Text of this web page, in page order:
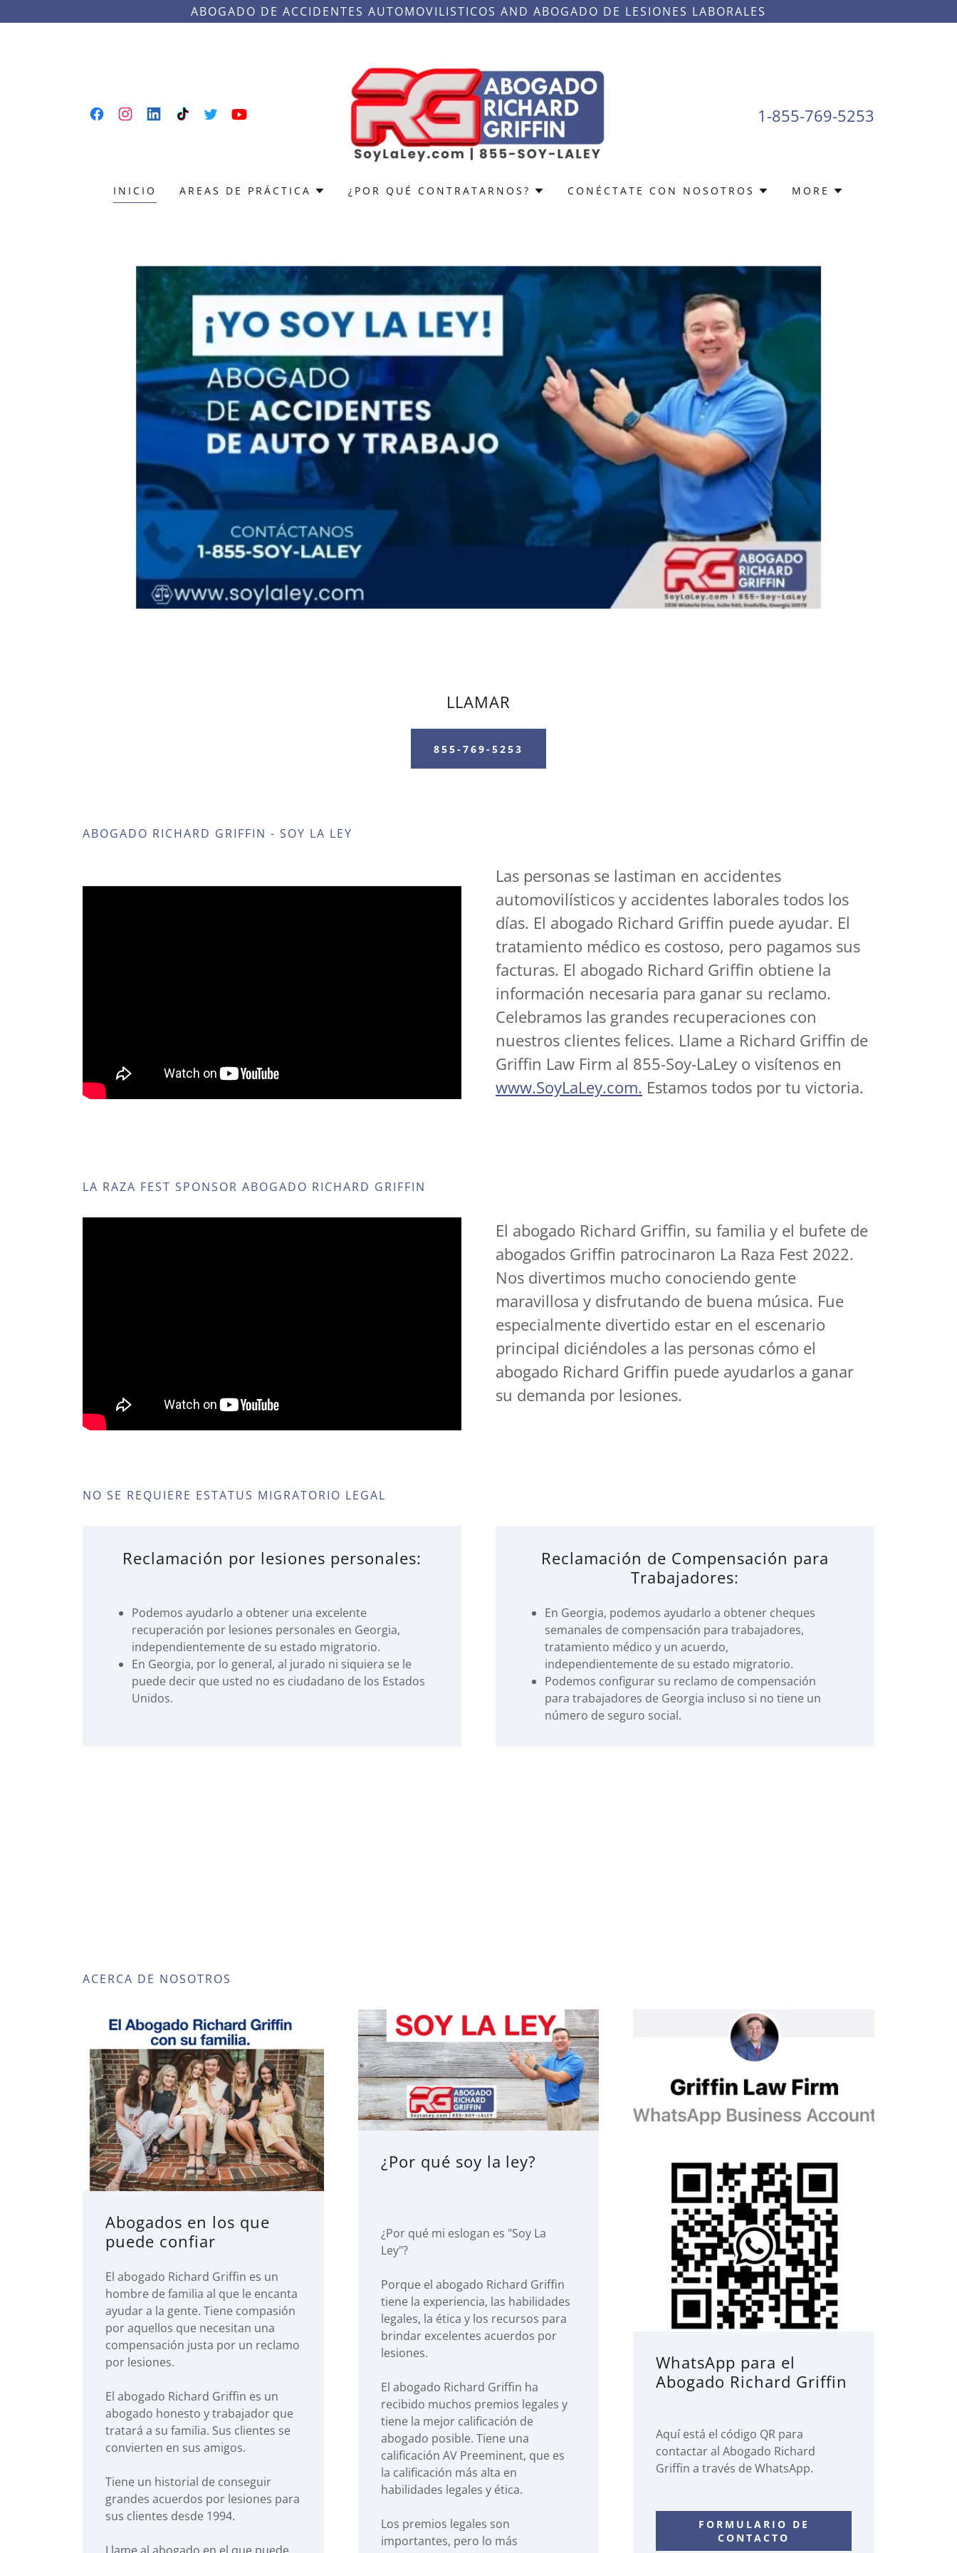
ABOGADO DE ACCIDENTES AUTOMOVILISTICOS AND ABOGADO DE LESIONES LABORALES
1-855-769-5253
INICIO AREAS DE PRÁCTICA ¿POR QUÉ CONTRATARNOS? CONÉCTATE CON NOSOTROS MORE
LLAMAR
855-769-5253
ABOGADO RICHARD GRIFFIN - SOY LA LEY
Las personas se lastiman en accidentes
automovilísticos y accidentes laborales todos los
días. El abogado Richard Griffin puede ayudar. El
tratamiento médico es costoso, pero pagamos sus
facturas. El abogado Richard Griffin obtiene la
información necesaria para ganar su reclamo.
Celebramos las grandes recuperaciones con
nuestros clientes felices. Llame a Richard Griffin de
Griffin Law Firm al 855-Soy-LaLey o visítenos en
www.SoyLaLey.com. Estamos todos por tu victoria.
LA RAZA FEST SPONSOR ABOGADO RICHARD GRIFFIN
El abogado Richard Griffin, su familia y el bufete de
abogados Griffin patrocinaron La Raza Fest 2022.
Nos divertimos mucho conociendo gente
maravillosa y disfrutando de buena música. Fue
especialmente divertido estar en el escenario
principal diciéndoles a las personas cómo el
abogado Richard Griffin puede ayudarlos a ganar
su demanda por lesiones.
NO SE REQUIERE ESTATUS MIGRATORIO LEGAL
Reclamación por lesiones personales:
Podemos ayudarlo a obtener una excelente
recuperación por lesiones personales en Georgia,
independientemente de su estado migratorio.
En Georgia, por lo general, al jurado ni siquiera se le
puede decir que usted no es ciudadano de los Estados
Unidos.
Reclamación de Compensación para
Trabajadores:
En Georgia, podemos ayudarlo a obtener cheques
semanales de compensación para trabajadores,
tratamiento médico y un acuerdo,
independientemente de su estado migratorio.
Podemos configurar su reclamo de compensación
para trabajadores de Georgia incluso si no tiene un
número de seguro social.
ACERCA DE NOSOTROS
Abogados en los que
puede confiar
El abogado Richard Griffin es un
hombre de familia al que le encanta
ayudar a la gente. Tiene compasión
por aquellos que necesitan una
compensación justa por un reclamo
por lesiones.
El abogado Richard Griffin es un
abogado honesto y trabajador que
tratará a su familia. Sus clientes se
convierten en sus amigos.
Tiene un historial de conseguir
grandes acuerdos por lesiones para
sus clientes desde 1994.
¿Por qué soy la ley?
¿Por qué mi eslogan es "Soy La
Ley"?
Porque el abogado Richard Griffin
tiene la experiencia, las habilidades
legales, la ética y los recursos para
brindar excelentes acuerdos por
lesiones.
El abogado Richard Griffin ha
recibido muchos premios legales y
tiene la mejor calificación de
abogado posible. Tiene una
calificación AV Preeminent, que es
la calificación más alta en
habilidades legales y ética.
Los premios legales son
importantes, pero lo más
WhatsApp para el
Abogado Richard Griffin
Aquí está el código QR para
contactar al Abogado Richard
Griffin a través de WhatsApp.
FORMULARIO DE
CONTACTO